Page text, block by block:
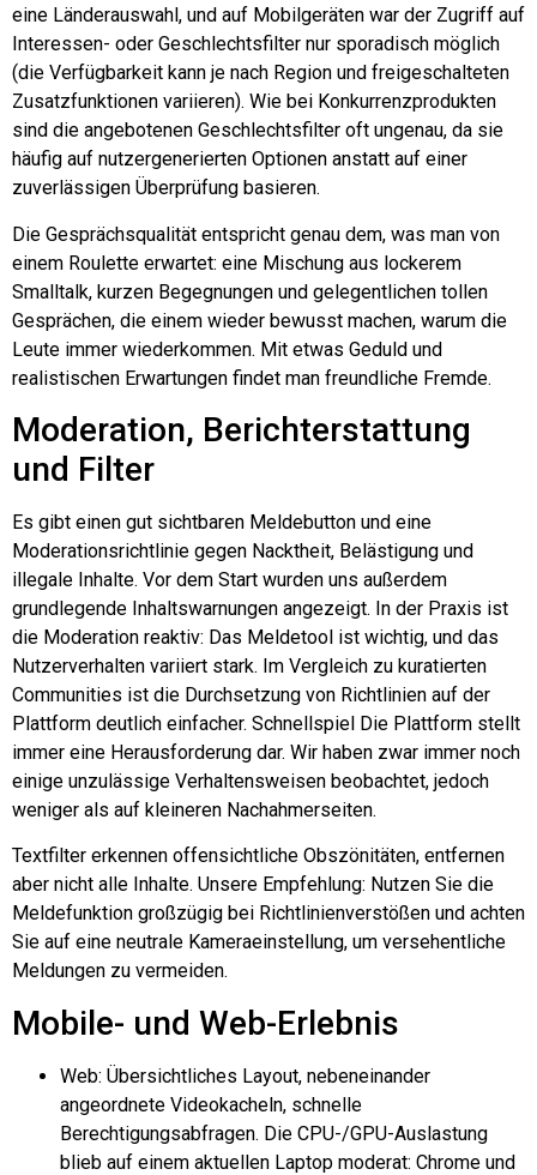
eine Länderauswahl, und auf Mobilgeräten war der Zugriff auf
Interessen- oder Geschlechtsfilter nur sporadisch möglich
(die Verfügbarkeit kann je nach Region und freigeschalteten
Zusatzfunktionen variieren). Wie bei Konkurrenzprodukten
sind die angebotenen Geschlechtsfilter oft ungenau, da sie
häufig auf nutzergenerierten Optionen anstatt auf einer
zuverlässigen Überprüfung basieren.
Die Gesprächsqualität entspricht genau dem, was man von
einem Roulette erwartet: eine Mischung aus lockerem
Smalltalk, kurzen Begegnungen und gelegentlichen tollen
Gesprächen, die einem wieder bewusst machen, warum die
Leute immer wiederkommen. Mit etwas Geduld und
realistischen Erwartungen findet man freundliche Fremde.
Moderation, Berichterstattung
und Filter
Es gibt einen gut sichtbaren Meldebutton und eine
Moderationsrichtlinie gegen Nacktheit, Belästigung und
illegale Inhalte. Vor dem Start wurden uns außerdem
grundlegende Inhaltswarnungen angezeigt. In der Praxis ist
die Moderation reaktiv: Das Meldetool ist wichtig, und das
Nutzerverhalten variiert stark. Im Vergleich zu kuratierten
Communities ist die Durchsetzung von Richtlinien auf der
Plattform deutlich einfacher. Schnellspiel Die Plattform stellt
immer eine Herausforderung dar. Wir haben zwar immer noch
einige unzulässige Verhaltensweisen beobachtet, jedoch
weniger als auf kleineren Nachahmerseiten.
Textfilter erkennen offensichtliche Obszönitäten, entfernen
aber nicht alle Inhalte. Unsere Empfehlung: Nutzen Sie die
Meldefunktion großzügig bei Richtlinienverstößen und achten
Sie auf eine neutrale Kameraeinstellung, um versehentliche
Meldungen zu vermeiden.
Mobile- und Web-Erlebnis
Web: Übersichtliches Layout, nebeneinander
angeordnete Videokacheln, schnelle
Berechtigungsabfragen. Die CPU-/GPU-Auslastung
blieb auf einem aktuellen Laptop moderat: Chrome und